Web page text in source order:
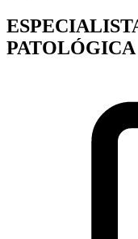
PATOLÓGICA